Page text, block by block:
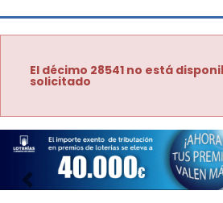
El décimo 28541 no está
solicitado
Imagen anterior